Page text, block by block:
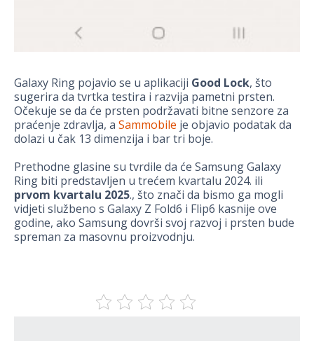
Galaxy Ring pojavio se u aplikaciji Good Lock, što
sugerira da tvrtka testira i razvija pametni prsten.
Očekuje se da će prsten podržavati bitne senzore za
praćenje zdravlja, a Sammobile je objavio podatak da
dolazi u čak 13 dimenzija i bar tri boje.
Prethodne glasine su tvrdile da će Samsung Galaxy
Ring biti predstavljen u trećem kvartalu 2024. ili
prvom kvartalu 2025., što znači da bismo ga mogli
vidjeti službeno s Galaxy Z Fold6 i Flip6 kasnije ove
godine, ako Samsung dovrši svoj razvoj i prsten bude
spreman za masovnu proizvodnju.